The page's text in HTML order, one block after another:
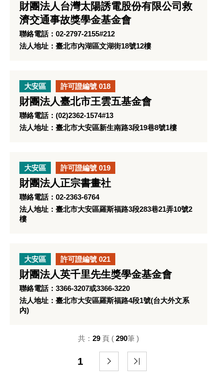
財團法人台灣太陽誘電股份有限公司救
濟交通事故獎學金基金會
聯絡電話：02-2797-2155#212
法人地址：臺北市內湖區文湖街18號12樓
大安區 許可證編號 018
財團法人臺北市王雲五基金會
聯絡電話：(02)2362-1574#13
法人地址：臺北市大安區新生南路3段19巷8號1樓
大安區 許可證編號 019
財團法人正宗書畫社
聯絡電話：02-2363-6764
法人地址：臺北市大安區羅斯福路3段283巷21弄10號2
樓
大安區 許可證編號 021
財團法人英千里先生獎學金基金會
聯絡電話：3366-3207或3366-3220
法人地址：臺北市大安區羅斯福路4段1號(台大外文系
內)
1
共： 29 頁 ( 290筆 )